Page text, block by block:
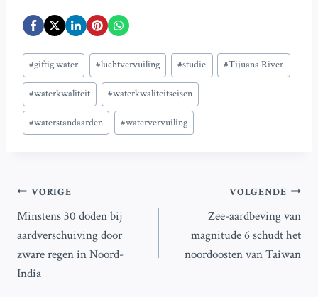
Bericht
tags:
#giftig water #luchtvervuiling #studie #Tijuana River
#waterkwaliteit #waterkwaliteitseisen
#waterstandaarden #watervervuiling
Bericht
navigatie
VORIGE
Minstens 30 doden bij
aardverschuiving door
zware regen in Noord-
India
VOLGENDE
Zee-aardbeving van
magnitude 6 schudt het
noordoosten van Taiwan